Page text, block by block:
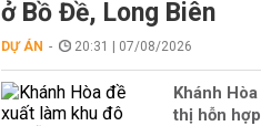
ở Bồ Đề, Long Biên
DỰ ÁN 20:31 | 07/08/2026
Khánh
thị hỗn